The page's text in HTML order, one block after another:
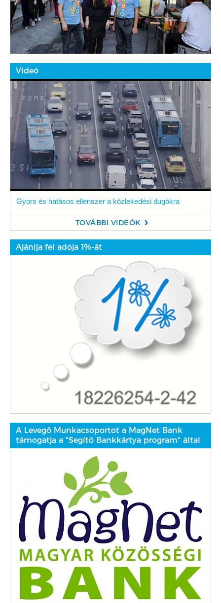
Videó
Gyors és hatásos ellenszer a közlekedési dugókra
TOVÁBBI VIDEÓK
Ajánlja fel adója 1%-át
A Levegő Munkacsoportot a MagNet Bank
támogatja a "Segítő Bankkártya program" által